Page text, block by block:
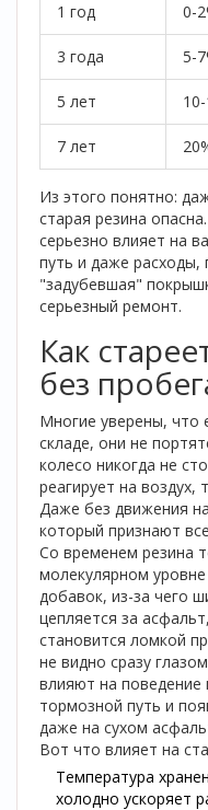
1 год 0-
3 года 5-
5 лет
7 лет
Из этого понятно:
старая резина
серьезно влияет на
путь и даже
"задубевшая"
серьезный ремонт.
Как
без
Многие уверены, что
складе, они не
колесо никогда не
реагирует на воздух,
Даже без движения
который признают
Со временем резина
молекулярном
добавок, из-за чего
цепляется за
становится ломкой
не видно сразу
влияют на
тормозной путь и
даже на сухом
Вот что влияет на
Температура
холодно ускоряет